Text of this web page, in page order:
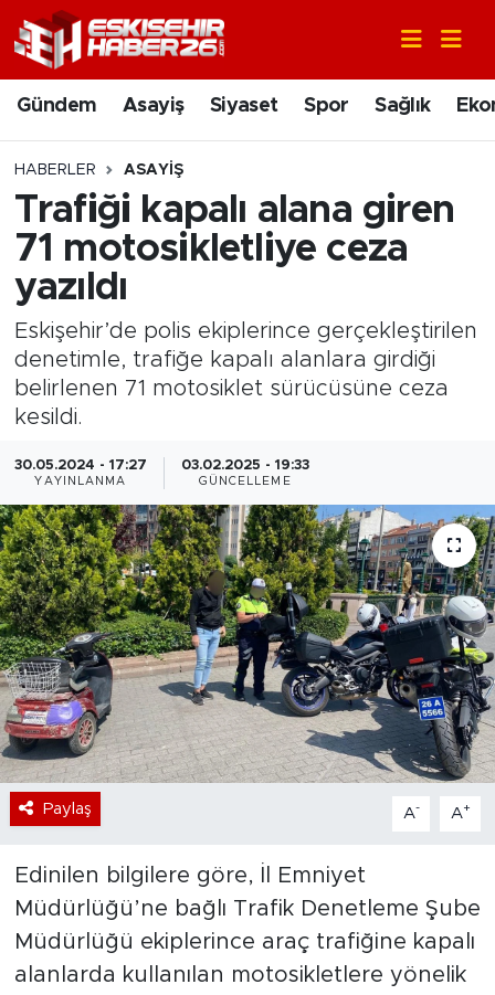
Gündem Asayiş Siyaset Spor Sağlık
HABERLER ASAYIŞ
Trafiği kapalı alana giren
71 motosikletliye ceza
yazıldı
Eskişehir’de polis ekiplerince gerçekleştirilen
denetimle, trafiğe kapalı alanlara girdiği
belirlenen 71 motosiklet sürücüsüne ceza
kesildi.
30.05.2024 - 17:27
YAYINLANMA
03.02.2025 - 19:33
GÜNCELLEME
Paylaş A- A+
Edinilen bilgilere göre, İl Emniyet
Müdürlüğü’ne bağlı Trafik Denetleme Şube
Müdürlüğü ekiplerince araç trafiğine kapalı
alanlarda kullanılan motosikletlere yönelik
Gündem
Asayiş
Siyaset
Spor
Ekonomi
Eğitim
Sanat
Bölge
Teknoloji
Magazin
Dünya
Sektör
Nöbetçi Eczaneler
Hava Durumu
Trafik Durumu
Süper Lig Puan Durumu ve Fikstür
Son Dakika Haberleri
Haber Arşivi